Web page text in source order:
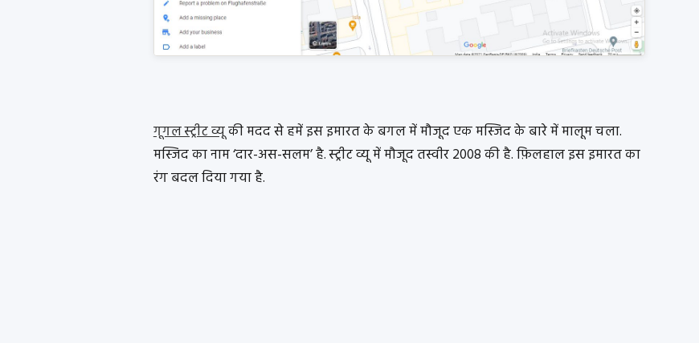
गूगल स्ट्रीट व्यूकी मदद से हमें इस इमारत के बगल में मौजूद एक मस्जिद के बारे में मालूम चला.
मस्जिद का नाम ‘दार-अस-सलम’ है. स्ट्रीट व्यू में मौजूद तस्वीर 2008 की है. फ़िलहाल इस इमारत का
रंग बदल दिया गया है.